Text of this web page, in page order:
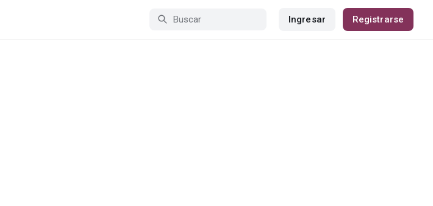
Ingresar Registrarse